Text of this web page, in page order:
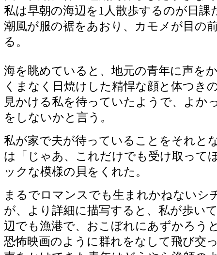
私は早朝の海辺を1人散歩するのが日課
潮風が服の裾をあおり、カモメが目の
る。
海を眺めていると、地元の青年に声を
くまなく日焼けした精悍な顔と体つき
見かける私を待っていたようで、よか
をしないかと言う。
私が家で夫が待っていることをそれと
は「じゃあ、これだけでも受け取って
ックな模様の貝をくれた。
まるでロマンスでも生まれかねないシ
が、より詳細に描写すると、私が歩い
辺でも漁港で、おこぼれにあずかろう
恐怖映画のように群れをなして飛び交